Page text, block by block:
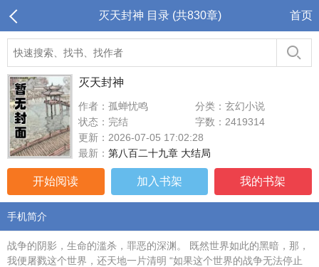
灭天封神 目录 (共830章) 首页
灭天封神
作者：孤蝉忧鸣
分类：玄幻小说
状态：完结
字数：2419314
更新：2026-07-05 17:02:28
最新： 第八百二十九章 大结局
开始阅读 加入书架 我的书架
手机简介
战争的阴影，生命的滥杀，罪恶的深渊。 既然世界如此的黑暗，那，
我便屠戮这个世界，还天地一片清明 “如果这个世界的战争无法停止